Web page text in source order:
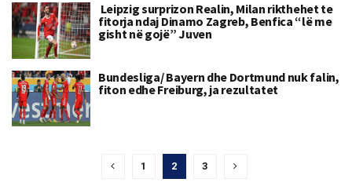
Leipzig surprizon Realin, Milan rikthehet te
fitorja ndaj Dinamo Zagreb, Benfica “lë me
gisht në gojë” Juven
Bundesliga/ Bayern dhe Dortmund nuk falin,
fiton edhe Freiburg, ja rezultatet
1 2 3